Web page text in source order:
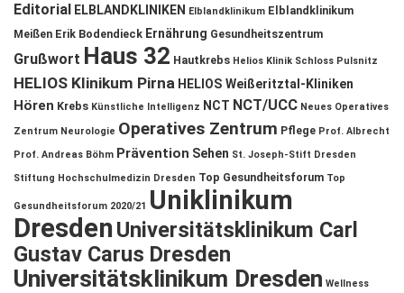
Editorial ELBLANDKLINIKEN Elblandklinikum Elblandklinikum
Meißen Erik Bodendieck Ernährung Gesundheitszentrum
Grußwort Haus 32 Hautkrebs Helios Klinik Schloss Pulsnitz
HELIOS Klinikum Pirna HELIOS Weißeritztal-Kliniken
Hören Krebs Künstliche Intelligenz NCT NCT/UCC Neues Operatives
Zentrum Neurologie Operatives Zentrum Pflege Prof. Albrecht
Prof. Andreas Böhm Prävention Sehen St. Joseph-Stift Dresden
Stiftung Hochschulmedizin Dresden Top Gesundheitsforum Top
Gesundheitsforum 2020/21 Uniklinikum
DresdenUniversitätsklinikum Carl
Gustav Carus Dresden
Universitätsklinikum Dresden Wellness